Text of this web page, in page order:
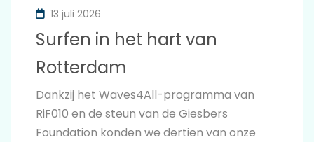
Surfen in het hart van
Rotterdam
13 juli 2026
Dankzij het Waves4All-programma van
RiF010 en de steun van de Giesbers
Foundation konden we dertien van onze